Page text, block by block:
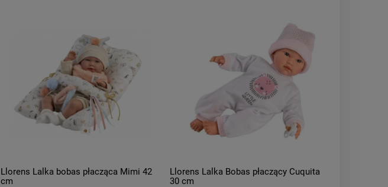
Llorens Lalka bobas płacząca Mimi 42
cm
Llorens Lalka Bobas płaczący Cuquita
30 cm